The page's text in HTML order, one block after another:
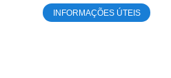
INFORMAÇÕES ÚTEIS